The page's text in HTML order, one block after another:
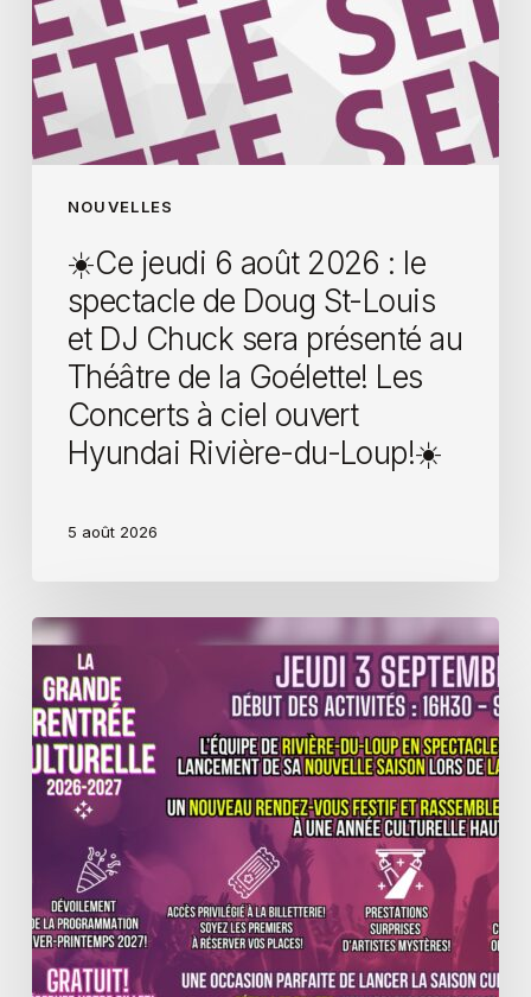
NOUVELLES
☀️Ce jeudi 6 août 2026 : le
spectacle de Doug St-Louis
et DJ Chuck sera présenté au
Théâtre de la Goélette! Les
Concerts à ciel ouvert
Hyundai Rivière-du-Loup!☀️
5 août 2026